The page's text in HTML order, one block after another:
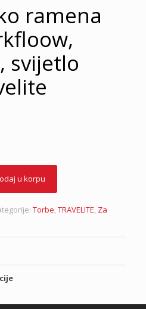
ramena
svijetlo
u korpu
Torbe TRAVELITE Za